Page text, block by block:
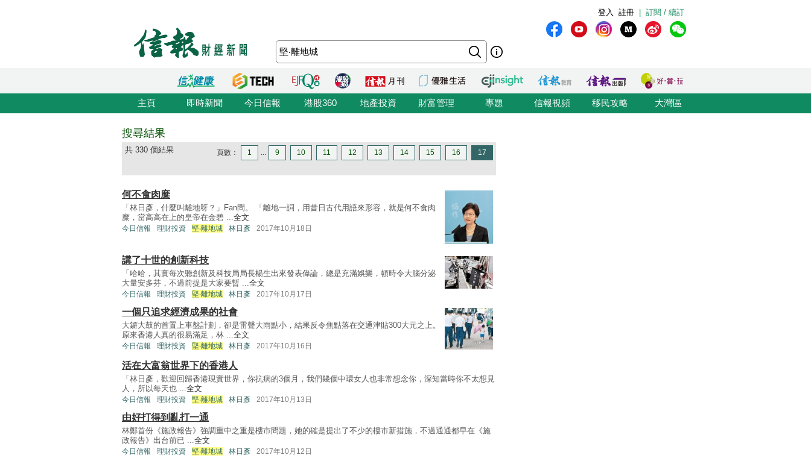
訂閱 / 續訂
註冊
登入
主頁 即時新聞 今日信報 港股360 地產投資 財富管理 專題 信報視頻 移民攻略 大灣區
搜尋結果
共 330 個結果 頁數： 1 ... 9 10 11 12 13 14 15 16 17
何不食肉糜
「林日彥，什麼叫離地呀？」Fan問。 「離地一詞，用昔日古代用語來形容，就是何不食肉
糜，當高高在上的皇帝在金碧 ...全文
今日信報 理財投資 堅‧離地城 林日彥 2017年10月18日
講了十世的創新科技
「哈哈，其實每次聽創新及科技局局長楊生出來發表偉論，總是充滿娛樂，頓時令大腦分泌
大量安多芬，不過前提是大家要暫 ... 全文
今日信報 理財投資 堅‧離地城 林日彥 2017年10月17日
一個只追求經濟成果的社會
大鑼大鼓的首置上車盤計劃，卻是雷聲大雨點小，結果反令焦點落在交通津貼300大元之上。
原來香港人真的很易滿足，林 ... 全文
今日信報 理財投資 堅‧離地城 林日彥 2017年10月16日
活在大富翁世界下的香港人
「林日彥，歡迎回歸香港現實世界，你抗病的3個月，我們幾個中環女人也非常想念你，深知當時你不太想見
人，所以每天也 ... 全文
今日信報 理財投資 堅‧離地城 林日彥 2017年10月13日
由好打得到亂打一通
林鄭首份《施政報告》強調重中之重是樓市問題，她的確是提出了不少的樓市新措施，不過通通都早在《施
政報告》出台前已 ... 全文
今日信報 理財投資 堅‧離地城 林日彥 2017年10月12日